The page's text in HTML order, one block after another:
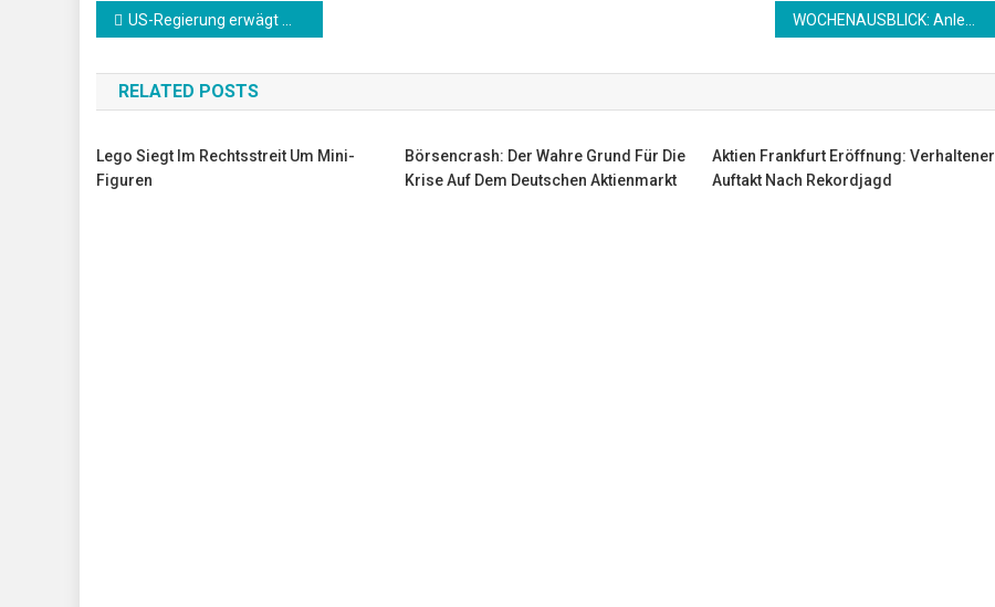
Beitrags-
Navigation
US-Regierung erwägt mehr Waffenlieferungen an Ukraine
RELATED POSTS
Lego Siegt Im Rechtsstreit Um Mini-
Figuren
Börsencrash: Der Wahre Grund Für Die
Krise Auf Dem Deutschen Aktienmarkt
Aktien Frankfurt Eröffnung: Verhaltener
Auftakt Nach Rekordjagd